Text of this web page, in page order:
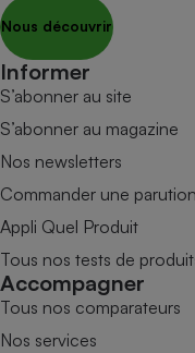
Nous découvrir
Informer
S’abonner au site
S’abonner au magazine
Nos newsletters
Commander une parution
Appli Quel Produit
Tous nos tests de
Accompagner
Tous nos comparateurs
Nos services